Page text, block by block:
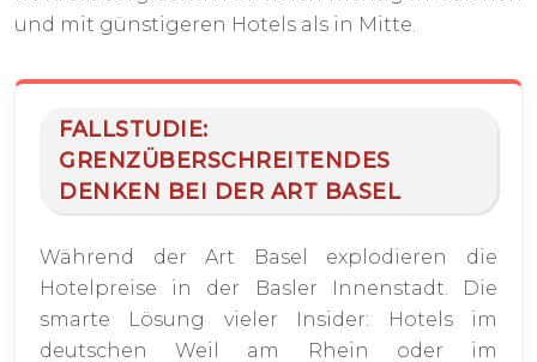
und mit günstigeren Hotels als in Mitte.
FALLSTUDIE:
GRENZÜBERSCHREITENDES
DENKEN BEI DER ART BASEL
Während der Art Basel explodieren die
Hotelpreise in der Basler Innenstadt. Die
smarte Lösung vieler Insider: Hotels im
deutschen Weil am Rhein oder im